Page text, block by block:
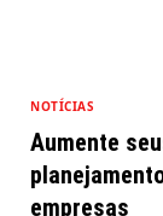
NOTÍCIAS
Aumente
empresas